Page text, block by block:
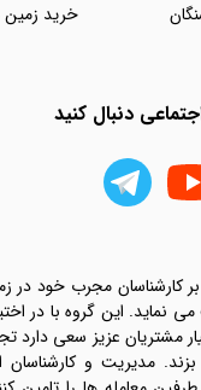
خرید زمین
دنبال کنید
کارشناسان مجرب خود در
نماید. این گروه با در
مشتریان عزیز سعی دارد
مدیریت و